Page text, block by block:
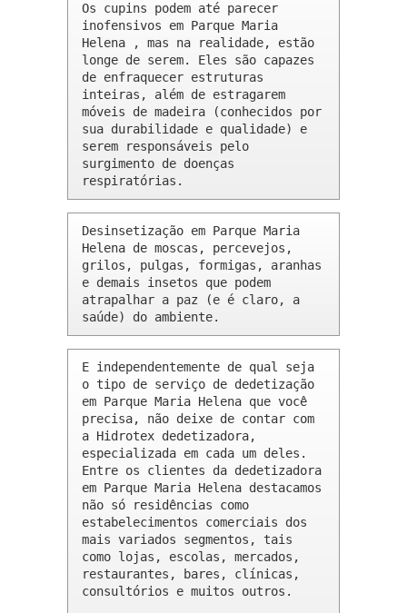
Os cupins podem até parecer
inofensivos em Parque Maria
Helena , mas na realidade, estão
longe de serem. Eles são capazes
de enfraquecer estruturas
inteiras, além de estragarem
móveis de madeira (conhecidos por
sua durabilidade e qualidade) e
serem responsáveis pelo
surgimento de doenças
respiratórias.
Desinsetização em Parque Maria
Helena de moscas, percevejos,
grilos, pulgas, formigas, aranhas
e demais insetos que podem
atrapalhar a paz (e é claro, a
saúde) do ambiente.
E independentemente de qual seja
o tipo de serviço de dedetização
em Parque Maria Helena que você
precisa, não deixe de contar com
a Hidrotex dedetizadora,
especializada em cada um deles.
Entre os clientes da dedetizadora
em Parque Maria Helena destacamos
não só residências como
estabelecimentos comerciais dos
mais variados segmentos, tais
como lojas, escolas, mercados,
restaurantes, bares, clínicas,
consultórios e muitos outros.